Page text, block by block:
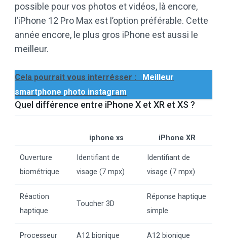
possible pour vos photos et vidéos, là encore,
l’iPhone 12 Pro Max est l’option préférable. Cette
année encore, le plus gros iPhone est aussi le
meilleur.
Cela pourrait vous interrésser :
Meilleur
smartphone photo instagram
Quel différence entre iPhone X et XR et XS ?
iphone xs iPhone XR
Ouverture
biométrique
Identifiant de
visage (7 mpx)
Identifiant de
visage (7 mpx)
Réaction
haptique
Toucher 3D
Réponse haptique
simple
Processeur A12 bionique A12 bionique